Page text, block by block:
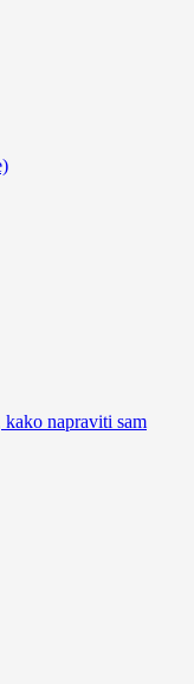
napraviti sam